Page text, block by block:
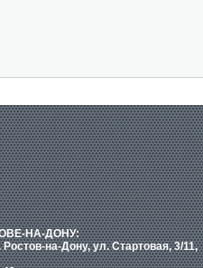
НА-ДОНУ:
Ростов-на-Дону, ул. Стартовая, 3/11,